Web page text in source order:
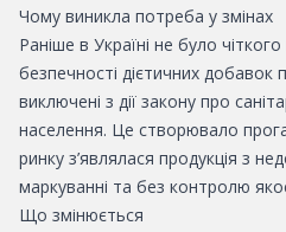
Чому виникла потреба у змінах
Раніше в Україні не було
безпечності дієтичних добавок
виключені з дії закону про
населення. Це створювало
ринку з’являлася продукція з
маркуванні та без контролю
Що змінюється